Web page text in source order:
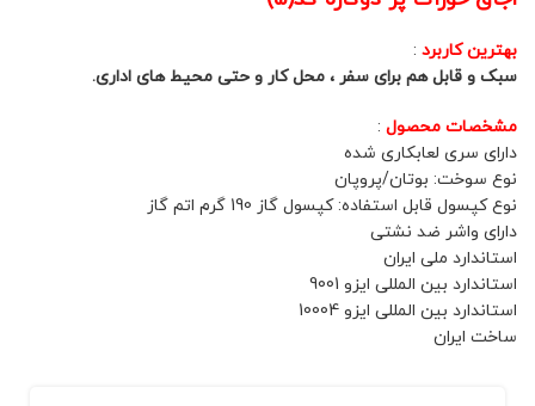
بهترین کاربرد :
سبک و قابل هم برای سفر ، محل کار و حتی محیط های اداری.
مشخصات محصول :
دارای سری لعابکاری شده
نوع سوخت: بوتان/پروپان
نوع کپسول قابل استفاده: کپسول گاز 190 گرم اتم گاز
دارای واشر ضد نشتی
استاندارد ملی ایران
استاندارد بین المللی ایزو 9001
استاندارد بین المللی ایزو 10004
ساخت ایران